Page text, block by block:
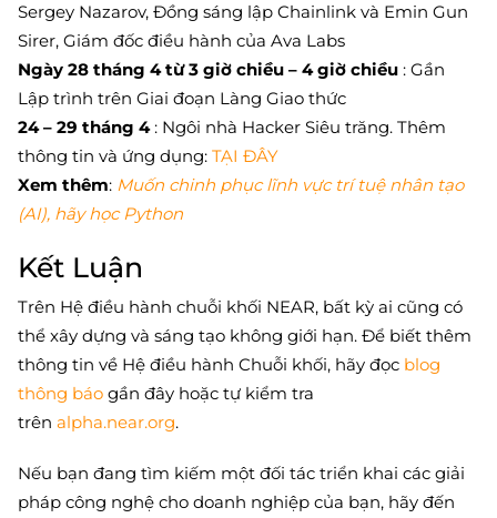
Sergey Nazarov, Đồng sáng lập Chainlink và Emin Gun
Sirer, Giám đốc điều hành của Ava Labs
Ngày 28 tháng 4 từ 3 giờ chiều – 4 giờ chiều : Gần
Lập trình trên Giai đoạn Làng Giao thức
24 – 29 tháng 4: Ngôi nhà Hacker Siêu trăng. Thêm
thông tin và ứng dụng:TẠI ĐÂY
Xem thêm: Muốn chinh phục lĩnh vực trí tuệ nhân tạo
(AI), hãy học Python
Kết Luận
Trên Hệ điều hành chuỗi khối NEAR, bất kỳ ai cũng có
thể xây dựng và sáng tạo không giới hạn. Để biết thêm
thông tin về Hệ điều hành Chuỗi khối, hãy đọc blog
thông báo gần đây hoặc tự kiểm tra
trênalpha.near.org.
Nếu bạn đang tìm kiếm một đối tác triển khai các giải
pháp công nghệ cho doanh nghiệp của bạn, hãy đến